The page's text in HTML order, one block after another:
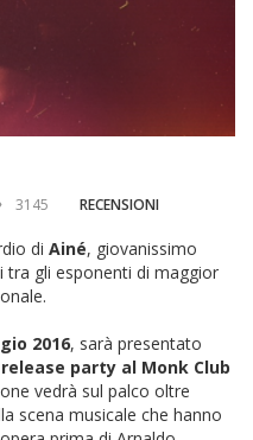
3145 RECENSIONI
di Ainé, giovanissimo
tra gli esponenti di maggior
2016, sarà presentato
release party al Monk Club
vedrà sul palco oltre
scena musicale che hanno